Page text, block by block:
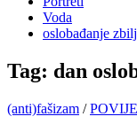
Voda
oslobađanje
Tag: dan
(anti)fašizam /